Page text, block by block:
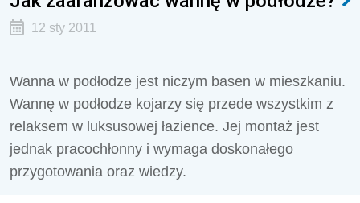
12 sty 2011
Wanna w podłodze jest niczym basen w mieszkaniu.
Wannę w podłodze kojarzy się przede wszystkim z
relaksem w luksusowej łazience. Jej montaż jest
jednak pracochłonny i wymaga doskonałego
przygotowania oraz wiedzy.